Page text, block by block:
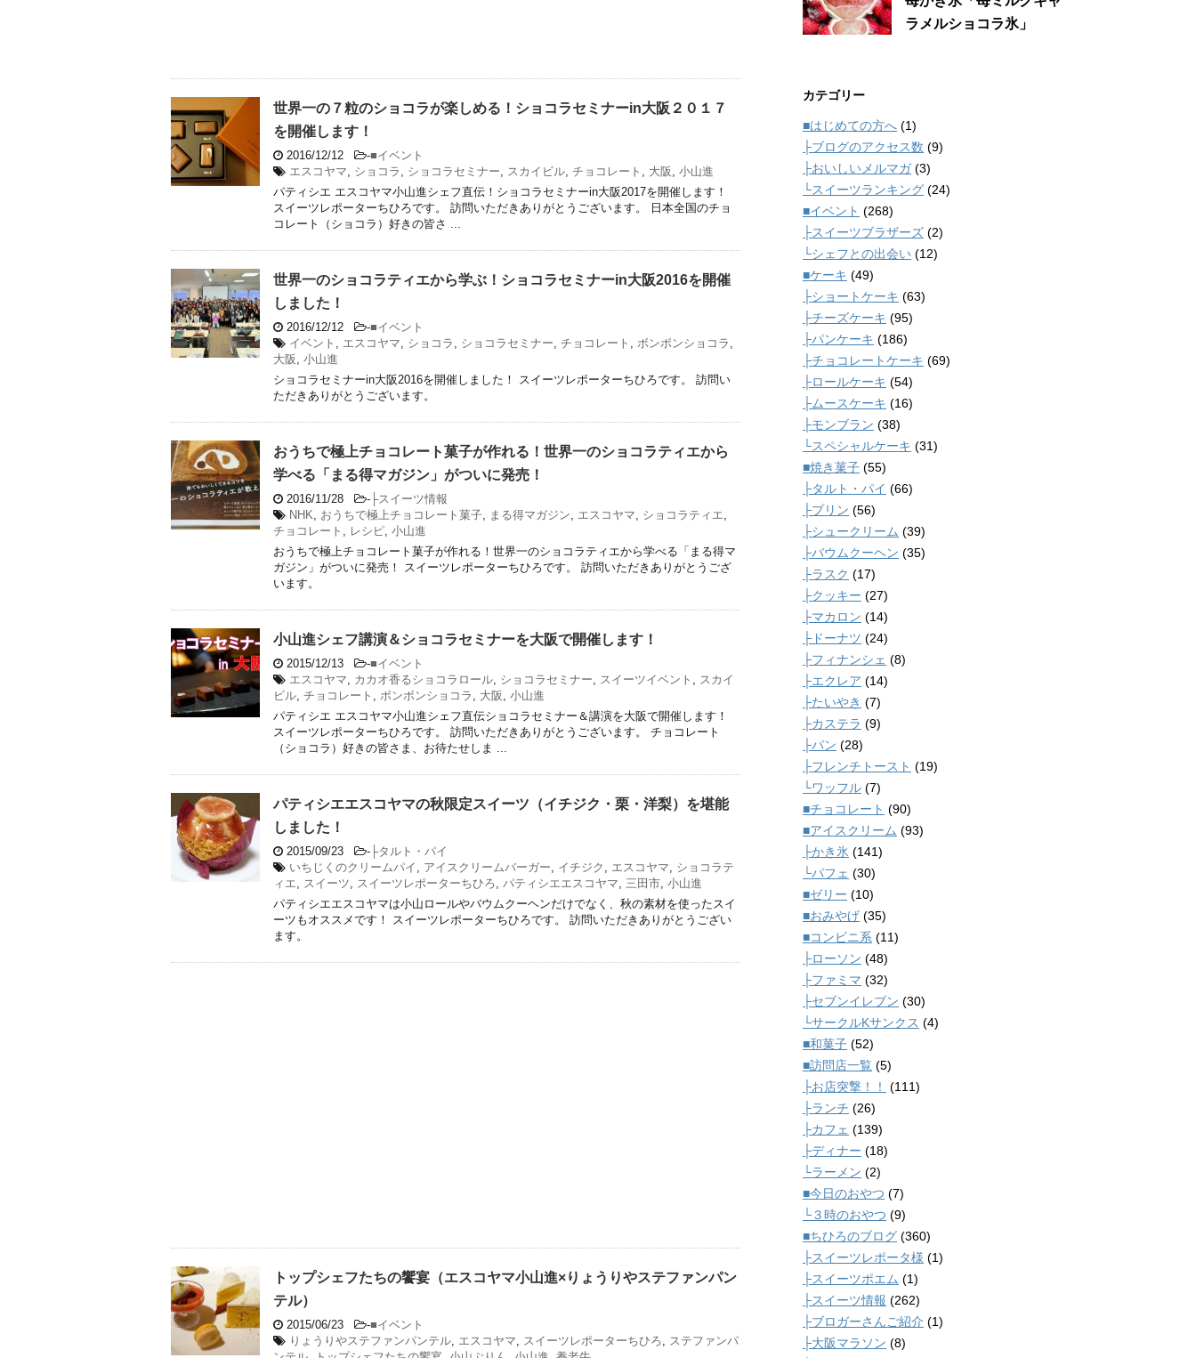
世界一の７粒のショコラが楽しめる！ショコラセミナーin大阪２０１７
を開催します！
2016/12/12 -■イベント
エスコヤマ
ショコラ ショコラセミナー スカイビル チョコレート 大阪
小山進
パティシエ エスコヤマ小山進シェフ直伝！ショコラセミナーin大阪2017を開催します！
スイーツレポーターちひろです。 訪問いただきありがとうございます。 日本全国のチョ
コレート（ショコラ）好きの皆さ ...
世界一のショコラティエから学ぶ！ショコラセミナーin大阪2016を開催
しました！
2016/12/12 -■イベント
イベント
エスコヤマ ショコラ ショコラセミナー チョコレート ボンボンショコラ
大阪
小山進
ショコラセミナーin大阪2016を開催しました！ スイーツレポーターちひろです。 訪問い
ただきありがとうございます。
おうちで極上チョコレート菓子が作れる！世界一のショコラティエから
学べる「まる得マガジン」がついに発売！
2016/11/28 - ├スイーツ情報
NHK
おうちで極上チョコレート菓子 まる得マガジン エスコヤマ ショコラティエ
チョコレート
レシピ 小山進
おうちで極上チョコレート菓子が作れる！世界一のショコラティエから学べる「まる得マ
ガジン」がついに発売！ スイーツレポーターちひろです。 訪問いただきありがとうござ
います。
小山進シェフ講演＆ショコラセミナーを大阪で開催します！
2015/12/13 -■イベント
エスコヤマ
カカオ香るショコラロール ショコラセミナー スイーツイベント
スカイ
ビル チョコレート ボンボンショコラ 大阪
小山進
パティシエ エスコヤマ小山進シェフ直伝ショコラセミナー＆講演を大阪で開催します！
スイーツレポーターちひろです。 訪問いただきありがとうございます。 チョコレート
（ショコラ）好きの皆さま、お待たせしま ...
パティシエエスコヤマの秋限定スイーツ（イチジク・栗・洋梨）を堪能
しました！
2015/09/23 - ├タルト・パイ
いちじくのクリームパイ
アイスクリームバーガー イチジク エスコヤマ
ショコラテ
ィエ
スイーツ スイーツレポーターちひろ パティシエエスコヤマ 三田市 小山進
パティシエエスコヤマは小山ロールやバウムクーヘンだけでなく、秋の素材を使ったスイ
ーツもオススメです！ スイーツレポーターちひろです。 訪問いただきありがとうござい
ます。
トップシェフたちの饗宴（エスコヤマ小山進×りょうりやステファンパン
テル）
2015/06/23 -■イベント
りょうりやステファンパンテル
エスコヤマ スイーツレポーターちひろ
ステファンパ
ラメルショコラ氷」
カテゴリー
■はじめての方へ (1)
├ブログのアクセス数 (9)
├おいしいメルマガ(3)
└スイーツランキング (24)
■イベント (268)
├スイーツブラザーズ (2)
└シェフとの出会い (12)
■ケーキ (49)
├ショートケーキ (63)
├チーズケーキ (95)
├パンケーキ (186)
├チョコレートケーキ (69)
├ロールケーキ (54)
├ムースケーキ (16)
├モンブラン (38)
└スペシャルケーキ (31)
■焼き菓子 (55)
├タルト・パイ (66)
├プリン (56)
├シュークリーム (39)
├バウムクーヘン (35)
├ラスク (17)
├クッキー (27)
├マカロン (14)
├ドーナツ (24)
├フィナンシェ (8)
├エクレア (14)
├たいやき (7)
├カステラ (9)
├パン (28)
├フレンチトースト (19)
└ワッフル (7)
■チョコレート (90)
■アイスクリーム (93)
├かき氷 (141)
└パフェ (30)
■ゼリー (10)
■おみやげ (35)
■コンビニ系 (11)
├ローソン (48)
├ファミマ (32)
├セブンイレブン (30)
└サークルKサンクス (4)
■和菓子 (52)
■訪問店一覧 (5)
├お店突撃！！
(111)
├ランチ (26)
├カフェ (139)
├ディナー (18)
└ラーメン (2)
■今日のおやつ (7)
└３時のおやつ (9)
■ちひろのブログ (360)
├スイーツレポータ様 (1)
├スイーツポエム (1)
├スイーツ情報 (262)
├ブロガーさんご紹介 (1)
├大阪マラソン (8)